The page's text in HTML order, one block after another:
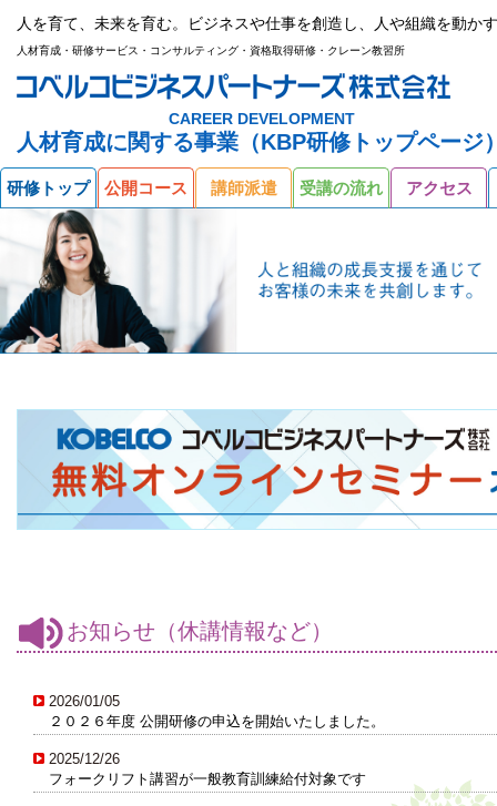
人を育て、未来を育む。ビジネスや仕事を創造し、人や組織を動か
人材育成・研修サービス・コンサルティング・資格取得研修・クレーン教習所
CAREER DEVELOPMENT
人材育成に関する事業（KBP研修トップページ
研修トップ 公開コース 講師派遣 受講の流れ アクセス
お知らせ（休講情報など）
2026/01/05
２０２６年度 公開研修の申込を開始いたしました。
2025/12/26
フォークリフト講習が一般教育訓練給付対象です